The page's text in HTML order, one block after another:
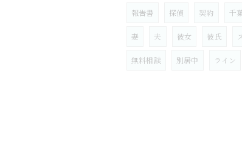
報告書 探偵 契約 千
妻 夫 彼女 彼氏
無料相談 別居中 ライン